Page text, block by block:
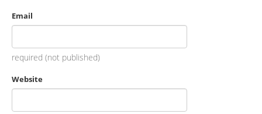
Email
required (not published)
Website